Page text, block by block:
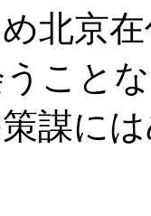
北京
こと
謀に